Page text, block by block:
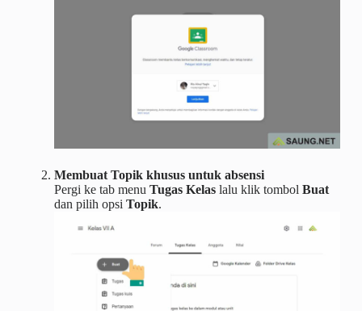
Membuat Topik khusus untuk absensi
Pergi ke tab menu Tugas Kelaslalu klik tombol Buat
dan pilih opsi Topik.